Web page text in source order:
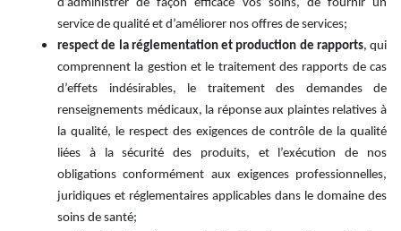
d’administrer de façon efficace vos soins, de fournir un
service de qualité et d’améliorer nos offres de services;
respect de la réglementation et production de rapports, qui
comprennent la gestion et le traitement des rapports de cas
d’effets indésirables, le traitement des demandes de
renseignements médicaux, la réponse aux plaintes relatives à
la qualité, le respect des exigences de contrôle de la qualité
liées à la sécurité des produits, et l’exécution de nos
obligations conformément aux exigences professionnelles,
juridiques et réglementaires applicables dans le domaine des
soins de santé;